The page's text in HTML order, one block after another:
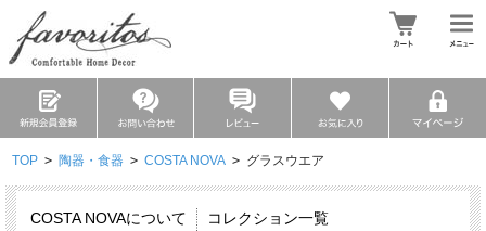
TOP > 陶器・食器 > COSTA NOVA > グラスウエア
COSTA NOVAについて コレクション一覧